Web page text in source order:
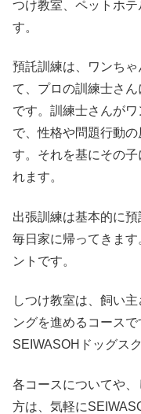
つけ教室、ペットホ
す。
預託訓練は、ワンち
て、プロの訓練士さ
です。訓練士さんが
で、性格や問題行動
す。それを基にその
れます。
出張訓練は基本的に
毎日家に帰ってきま
ントです。
しつけ教室は、飼い
ングを進めるコース
SEIWASOHドッグス
各コースについてや
方は、気軽に